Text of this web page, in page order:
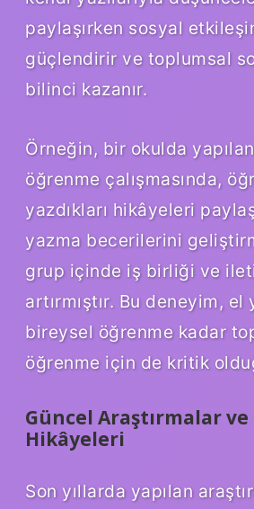
paylaşırken sosyal
güçlendirir ve toplumsal
bilinci kazanır.
Örneğin, bir okulda
öğrenme çalışmasında,
yazdıkları hikâyeleri
yazma becerilerini
grup içinde iş birliği ve
artırmıştır. Bu deneyim, el
bireysel öğrenme kadar
öğrenme için de kritik
Güncel Araştırmalar ve
Hikâyeleri
Son yıllarda yapılan